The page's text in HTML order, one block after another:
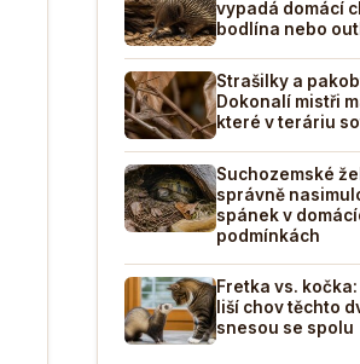
vypadá domácí
bodlína nebo
Strašilky a
Dokonalí mistři
které v teráriu
Suchozemské
správně
spánek v
podmínkách
Fretka vs. kočka:
liší chov těchto
snesou se spolu